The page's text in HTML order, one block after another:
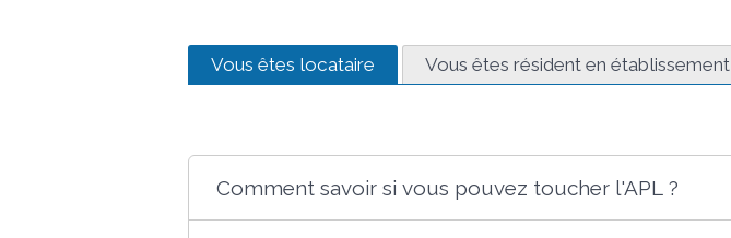
Vous êtes locataire Vous êtes résident en établissement
Comment savoir si vous pouvez toucher l'APL ?